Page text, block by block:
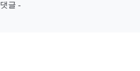
글 -